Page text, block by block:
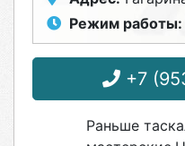
Режим работы:
+7
Раньше